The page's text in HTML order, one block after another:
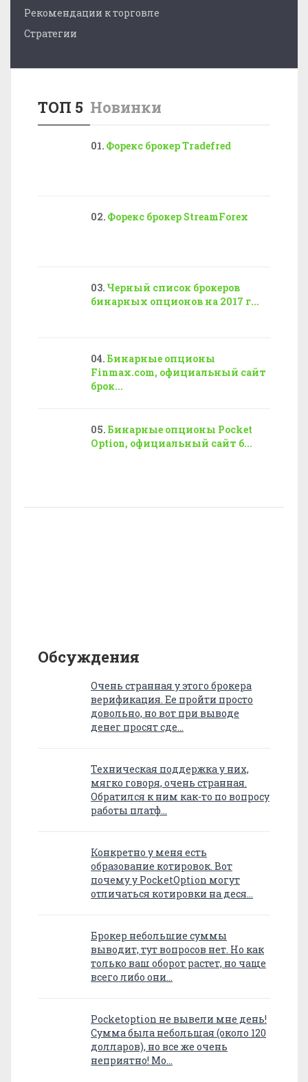
Рекомендации к торговле
Стратегии
ТОП 5 Новинки
Форекс брокер Tradefred
Форекс брокер StreamForex
Черный список брокеров
бинарных опционов на 2017 г...
Бинарные опционы
Finmax.com, официальный сайт
брок...
Бинарные опционы Pocket
Option, официальный сайт б...
Обсуждения
Очень странная у этого брокера
верификация. Ее пройти просто
довольно, но вот при выводе
денег просят сде…
Техническая поддержка у них,
мягко говоря, очень странная.
Обратился к ним как-то по вопросу
работы платф…
Конкретно у меня есть
образование котировок. Вот
почему у PocketOption могут
отличаться котировки на деся…
Брокер небольшие суммы
выводит, тут вопросов нет. Но как
только ваш оборот растет, но чаще
всего либо они…
Pocketoption не вывели мне день!
Сумма была небольшая (около 120
долларов), но все же очень
неприятно! Мо…